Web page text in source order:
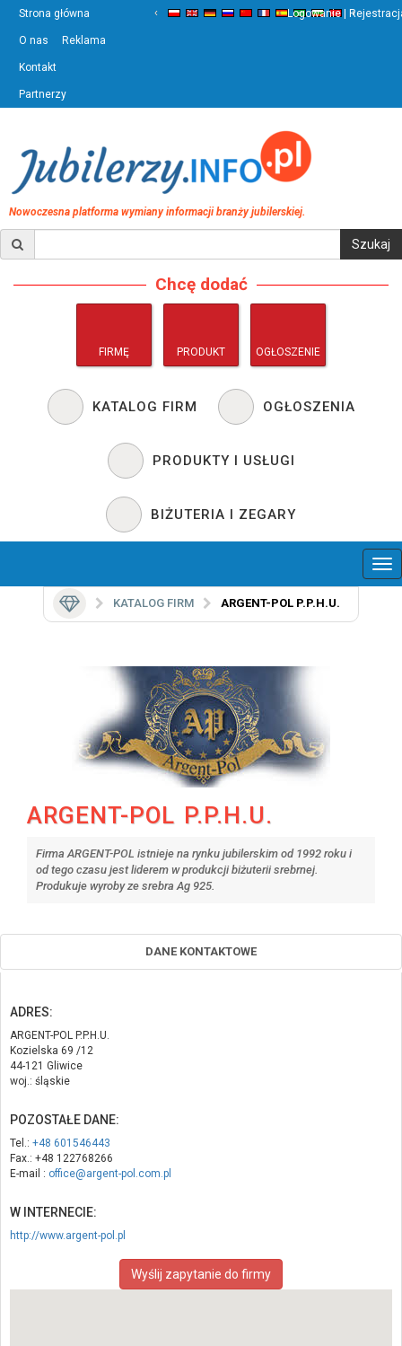
Strona główna
O nas Reklama
Kontakt
Partnerzy
‹ ›
Logowanie |
Nowoczesna platforma wymiany informacji branży jubilerskiej.
Chcę dodać
FIRMĘ PRODUKT OGŁOSZENIE
KATALOG FIRM OGŁOSZENIA
PRODUKTY I USŁUGI
BIŻUTERIA I ZEGARY
KATALOG FIRM ARGENT-POL P.P.H.U.
ARGENT-POL P.P.H.U.
Firma ARGENT-POL istnieje na rynku jubilerskim od 1992 roku i
od tego czasu jest liderem w produkcji biżuterii srebrnej.
Produkuje wyroby ze srebra Ag 925.
DANE KONTAKTOWE
ADRES:
ARGENT-POL P.P.H.U.
Kozielska 69 /12
44-121 Gliwice
woj.: śląskie
POZOSTAŁE DANE:
Tel.: +48 601546443
Fax.: +48 122768266
E-mail : office@argent-pol.com.pl
W INTERNECIE:
http://www.argent-pol.pl
Wyślij zapytanie do firmy